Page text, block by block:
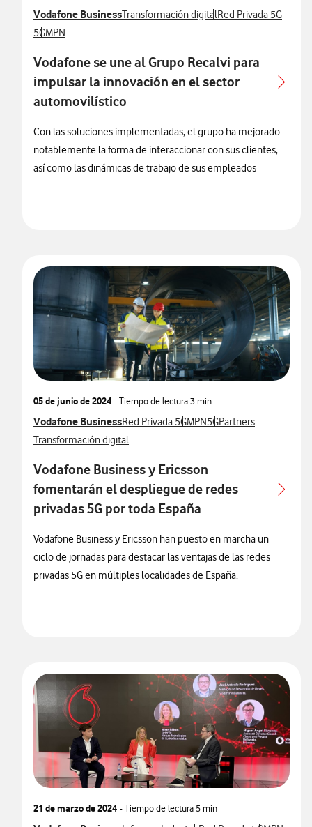
Ver más notas de prensa relacionados con
Vodafone BusinessVer más notas de prensa relacionados con
Transformación digitalVer más notas de
Red Privada 5G
Ver más notas de prensa relacionados con
5GVer más notas de prensa relacionados con
MPN
Vodafone se une al Grupo Recalvi para
impulsar la innovación en el sector
automovilístico
Con las soluciones implementadas, el grupo ha mejorado
notablemente la forma de interaccionar con sus clientes,
así como las dinámicas de trabajo de sus empleados
05 de junio de 2024 - Tiempo de lectura3 min
Ver más notas de prensa relacionados con
Vodafone BusinessVer más notas de prensa relacionados con
Red Privada 5GVer más notas de prensa
MPNVer más notas de
5GVer más notas de
Partners
Ver más notas de prensa relacionados con
Transformación digital
Vodafone Business y Ericsson
fomentarán el despliegue de redes
privadas 5G por toda España
Vodafone Business y Ericsson han puesto en marcha un
ciclo de jornadas para destacar las ventajas de las redes
privadas 5G en múltiples localidades de España.
21 de marzo de 2024 - Tiempo de lectura5 min